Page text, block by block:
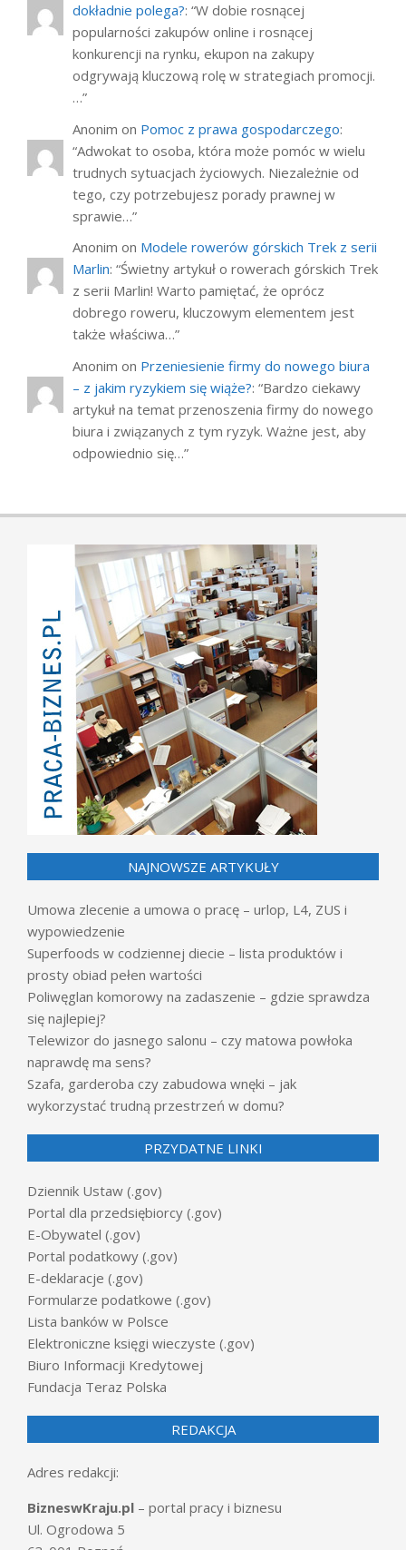
dokładnie polega?: “W dobie rosnącej
popularności zakupów online i rosnącej
konkurencji na rynku, ekupon na zakupy
odgrywają kluczową rolę w strategiach promocji.
…”
Anonim on Pomoc z prawa gospodarczego:
“Adwokat to osoba, która może pomóc w wielu
trudnych sytuacjach życiowych. Niezależnie od
tego, czy potrzebujesz porady prawnej w
sprawie…”
Anonim on Modele rowerów górskich Trek z serii
Marlin: “Świetny artykuł o rowerach górskich Trek
z serii Marlin! Warto pamiętać, że oprócz
dobrego roweru, kluczowym elementem jest
także właściwa…”
Anonim on Przeniesienie firmy do nowego biura
– z jakim ryzykiem się wiąże?: “Bardzo ciekawy
artykuł na temat przenoszenia firmy do nowego
biura i związanych z tym ryzyk. Ważne jest, aby
odpowiednio się…”
NAJNOWSZE ARTYKUŁY
Umowa zlecenie a umowa o pracę – urlop, L4, ZUS i
wypowiedzenie
Superfoods w codziennej diecie – lista produktów i
prosty obiad pełen wartości
Poliwęglan komorowy na zadaszenie – gdzie sprawdza
się najlepiej?
Telewizor do jasnego salonu – czy matowa powłoka
naprawdę ma sens?
Szafa, garderoba czy zabudowa wnęki – jak
wykorzystać trudną przestrzeń w domu?
PRZYDATNE LINKI
Dziennik Ustaw (.gov)
Portal dla przedsiębiorcy (.gov)
E-Obywatel (.gov)
Portal podatkowy (.gov)
E-deklaracje (.gov)
Formularze podatkowe (.gov)
Lista banków w Polsce
Elektroniczne księgi wieczyste (.gov)
Biuro Informacji Kredytowej
Fundacja Teraz Polska
REDAKCJA
Adres redakcji:
BizneswKraju.pl – portal pracy i biznesu
Ul. Ogrodowa 5